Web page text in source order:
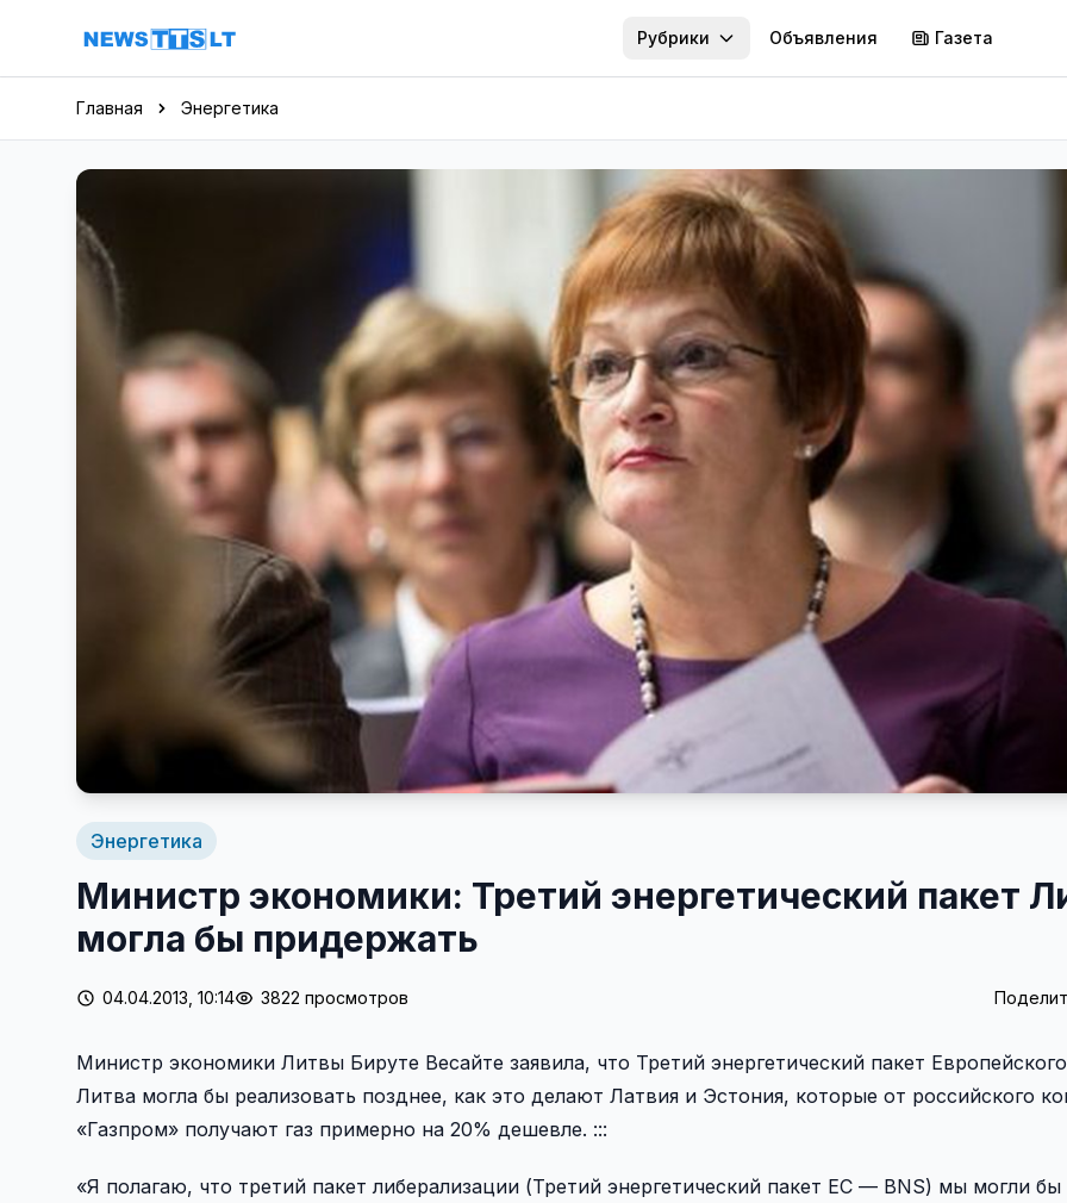
Перейти к содержимому
Рубрики Объявления Газета
Главная Энергетика
Энергетика
Министр экономики: Третий энергетический пакет
могла бы придержать
04.04.2013, 10:14 3822 просмотров
Министр экономики Литвы Бируте Весайте заявила, что Третий энергетический пакет
Литва могла бы реализовать позднее, как это делают Латвия и Эстония, которые от российского
«Газпром» получают газ примерно на 20% дешевле. :::
«Я полагаю, что третий пакет либерализации (Третий энергетический пакет ЕС — BNS) мы могли бы